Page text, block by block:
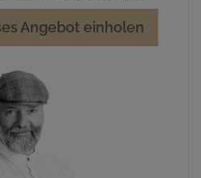
Angebot einholen